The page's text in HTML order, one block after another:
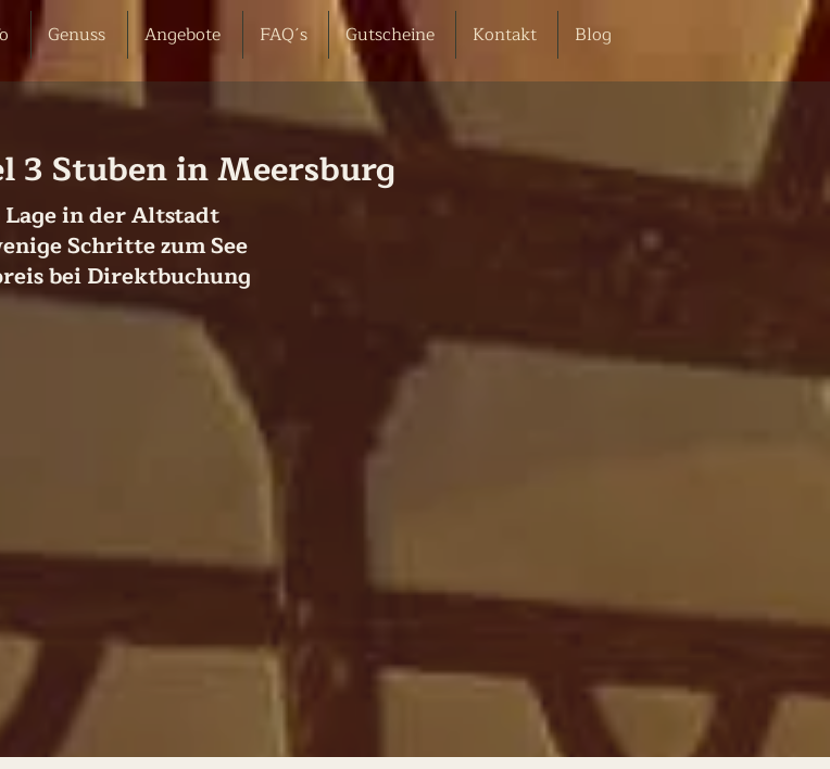
Genuss Angebote FAQ´s Gutscheine Kontakt Blog
3 Stuben in Meersburg
Lage in der Altstadt
Schritte zum See
bei Direktbuchung